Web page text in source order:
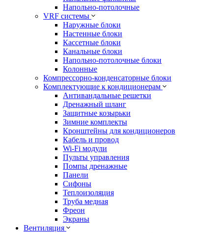
Напольно-потолочные
VRF системы
Наружные блоки
Настенные блоки
Кассетные блоки
Канальные блоки
Напольно-потолочные блоки
Колонные
Компрессорно-конденсаторные блоки
Комплектующие к кондиционерам
Антивандальные решетки
Дренажный шланг
Защитные козырьки
Зимние комплекты
Кронштейны для кондиционеров
Кабель и провод
Wi-Fi модули
Пульты управления
Помпы дренажные
Панели
Сифоны
Теплоизоляция
Труба медная
Фреон
Экраны
Вентиляция